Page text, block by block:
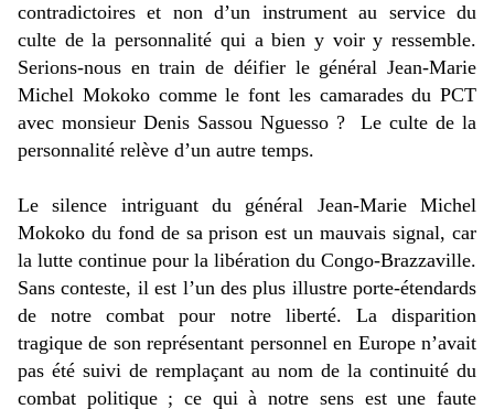
contradictoires et non d’un instrument au service du
culte de la personnalité qui a bien y voir y ressemble.
Serions-nous en train de déifier le général Jean-Marie
Michel Mokoko comme le font les camarades du PCT
avec monsieur Denis Sassou Nguesso ?
Le culte de la
personnalité relève d’un autre temps.
Le silence intriguant du général Jean-Marie Michel
Mokoko du fond de sa prison est un mauvais signal, car
la lutte continue pour la libération du Congo-Brazzaville.
Sans conteste, il est l’un des plus illustre porte-étendards
de notre combat pour notre liberté. La disparition
tragique de son représentant personnel en Europe n’avait
pas été suivi de remplaçant au nom de la continuité du
combat politique ; ce qui à notre sens est une faute